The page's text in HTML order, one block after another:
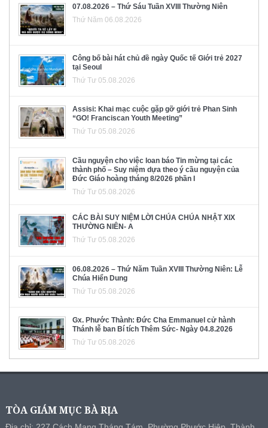
07.08.2026 – Thứ Sáu Tuần XVIII Thường Niên
Thứ Năm 06.08.2026
Công bố bài hát chủ đề ngày Quốc tế Giới trẻ 2027
tại Seoul
Thứ Tư 05.08.2026
Assisi: Khai mạc cuộc gặp gỡ giới trẻ Phan Sinh
“GO! Franciscan Youth Meeting”
Thứ Tư 05.08.2026
Cầu nguyện cho việc loan báo Tin mừng tại các
thành phố – Suy niệm dựa theo ý cầu nguyện của
Đức Giáo hoàng tháng 8/2026 phần I
Thứ Tư 05.08.2026
CÁC BÀI SUY NIỆM LỜI CHÚA CHÚA NHẬT XIX
THƯỜNG NIÊN- A
Thứ Tư 05.08.2026
06.08.2026 – Thứ Năm Tuần XVIII Thường Niên: Lễ
Chúa Hiển Dung
Thứ Tư 05.08.2026
Gx. Phước Thành: Đức Cha Emmanuel cử hành
Thánh lễ ban Bí tích Thêm Sức- Ngày 04.8.2026
Thứ Tư 05.08.2026
TÒA GIÁM MỤC BÀ RỊA